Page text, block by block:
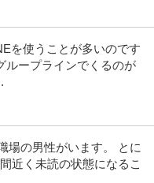
を使うことが多いのです
ループラインでくるのが
場の男性がいます。 とに
近く未読の状態になるこ